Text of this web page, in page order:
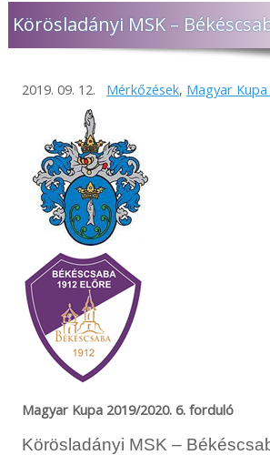
Körösladányi MSK –
2019. 09. 12. Mérkőzések, Magyar
Magyar Kupa 2019/2020. 6. forduló
Körösladányi MSK –